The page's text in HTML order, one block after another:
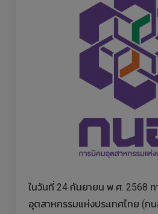
ในวันที่ 24 กันยายน พ.ศ. 2568 ท
อุตสาหกรรมแห่งประเทศไทย (ก